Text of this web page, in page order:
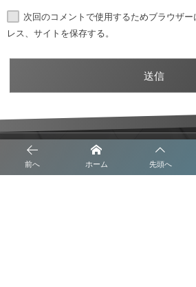
次回のコメントで使用するためブラウザ
レス、サイトを保存する。
前へ ホーム 先頭へ
トップメッセージ